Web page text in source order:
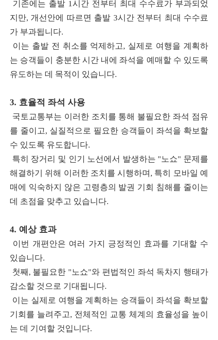
기존에는 출발 1시간 전부터 최대 수수료가 부과되었
지만, 개선안에 따르면 출발 3시간 전부터 최대 수수료
가 부과됩니다.
이는 출발 전 취소를 억제하고, 실제로 여행을 계획하
는 승객들이 충분한 시간 내에 좌석을 예매할 수 있도록
유도하는 데 목적이 있습니다.
3. 효율적 좌석 사용
국토교통부는 이러한 조치를 통해 불필요한 좌석 점유
를 줄이고, 실질적으로 필요한 승객들이 좌석을 확보할
수 있도록 유도합니다.
특히 장거리 및 인기 노선에서 발생하는 "노쇼" 문제를
해결하기 위해 이러한 조치를 시행하며, 특히 모바일 예
매에 익숙하지 않은 고령층의 발권 기회 침해를 줄이는
데 초점을 맞추고 있습니다.
4. 예상 효과
이번 개편안은 여러 가지 긍정적인 효과를 기대할 수
있습니다.
첫째, 불필요한 "노쇼"와 편법적인 좌석 독차지 행태가
감소할 것으로 기대됩니다.
이는 실제로 여행을 계획하는 승객들이 좌석을 확보할
기회를 늘려주고, 전체적인 교통 체계의 효율성을 높이
는 데 기여할 것입니다.